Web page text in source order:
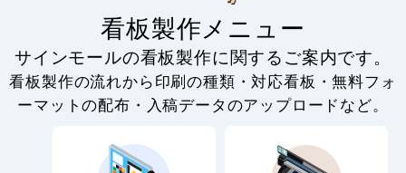
看板製作メニュー
サインモールの看板製作に関するご案内です。
看板製作の流れから印刷の種類・対応看板・無料フォ
ーマットの配布・入稿データのアップロードなど。